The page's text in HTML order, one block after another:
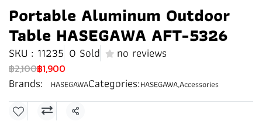
Portable Aluminum Outdoor
Table HASEGAWA AFT-5326
SKU : 11235 0 Sold no reviews
฿2,100฿1,900
Brands: HASEGAWACategories:HASEGAWA,Accessories
Share